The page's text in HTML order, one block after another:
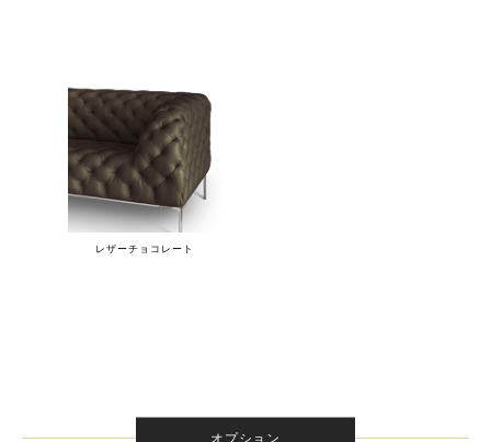
レザーチョコレート
オプション